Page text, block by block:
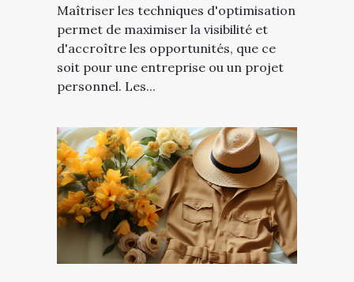
Maîtriser les techniques d'optimisation
permet de maximiser la visibilité et
d'accroître les opportunités, que ce
soit pour une entreprise ou un projet
personnel. Les...